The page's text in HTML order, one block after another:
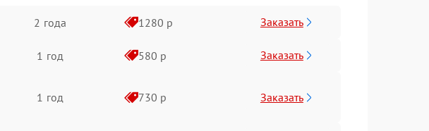
2 года 1280 р Заказать
1 год 580 р Заказать
1 год 730 р Заказать